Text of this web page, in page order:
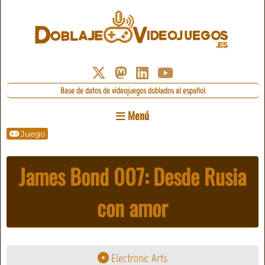
Base de datos de videojuegos doblados al español
Menú
Juego
James Bond 007: Desde Rusia
con amor
Electronic Arts